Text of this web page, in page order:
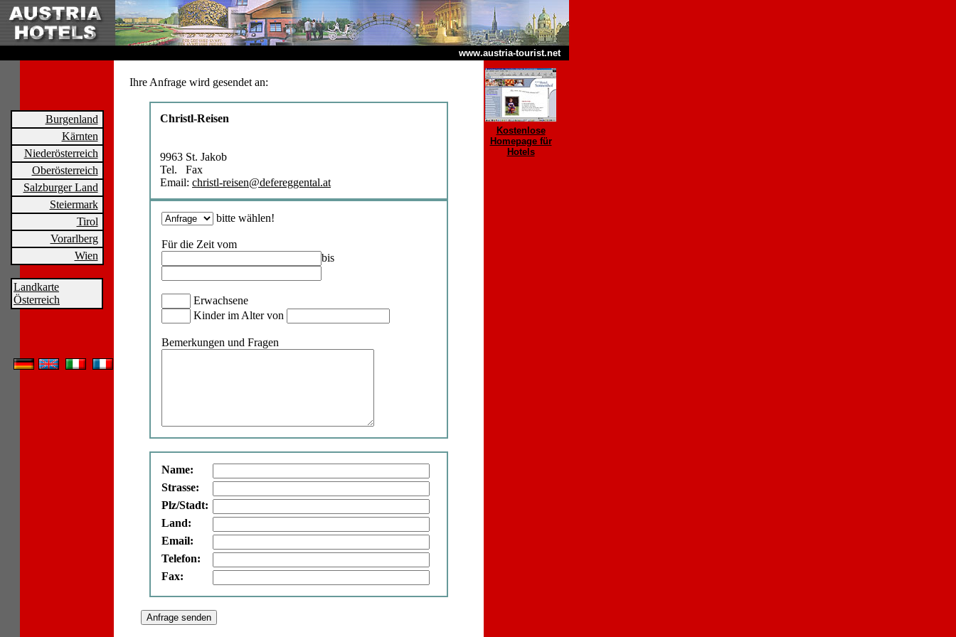
www.austria-tourist.net
Burgenland
Kärnten
Niederösterreich
Oberösterreich
Salzburger Land
Steiermark
Tirol
Vorarlberg
Wien
Landkarte
Österreich
Ihre Anfrage wird gesendet an:
Christl-Reisen
9963 St. Jakob
Tel. Fax
Email: christl-reisen@defereggental.at
bitte wählen!
Für die Zeit vom
bis
Erwachsene
Kinder im Alter von
Bemerkungen und Fragen
Name:
Strasse:
Plz/Stadt:
Land:
Email:
Telefon:
Fax:
Kostenlose
Homepage für
Hotels